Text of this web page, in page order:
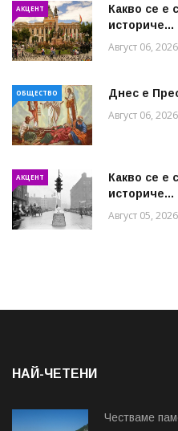
АКЦЕНТ
Какво се е
историче...
Август 06, 2026
ОБЩЕСТВО Днес е
Август 06, 2026
АКЦЕНТ
Какво се е
историче...
Август 05, 2026
НАЙ-ЧЕТЕНИ
Честваме